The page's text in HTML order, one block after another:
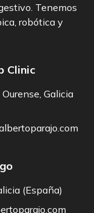
Tenemos
robótica y
Clinic
Galicia
(España)